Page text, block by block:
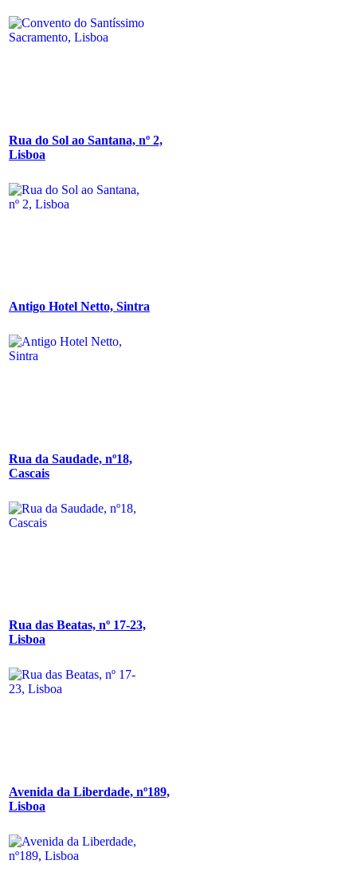
Rua do Sol ao Santana, nº 2,
Lisboa
Antigo Hotel Netto, Sintra
Rua da Saudade, nº18,
Cascais
Rua das Beatas, nº 17-23,
Lisboa
Avenida da Liberdade, nº189,
Lisboa